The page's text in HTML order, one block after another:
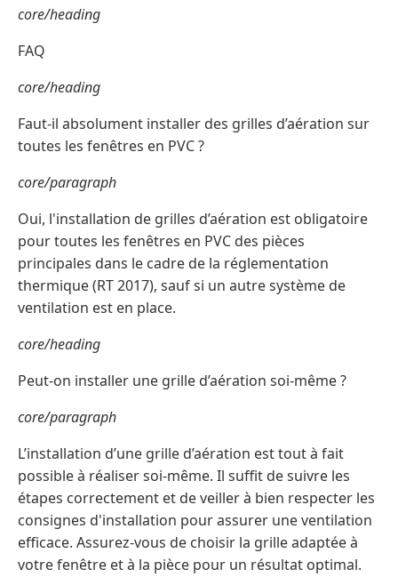
core/heading
FAQ
core/heading
Faut-il absolument installer des grilles d’aération sur
toutes les fenêtres en PVC ?
core/paragraph
Oui, l'installation de grilles d’aération est obligatoire
pour toutes les fenêtres en PVC des pièces
principales dans le cadre de la réglementation
thermique (RT 2017), sauf si un autre système de
ventilation est en place.
core/heading
Peut-on installer une grille d’aération soi-même ?
core/paragraph
L’installation d’une grille d’aération est tout à fait
possible à réaliser soi-même. Il suffit de suivre les
étapes correctement et de veiller à bien respecter les
consignes d'installation pour assurer une ventilation
efficace. Assurez-vous de choisir la grille adaptée à
votre fenêtre et à la pièce pour un résultat optimal.